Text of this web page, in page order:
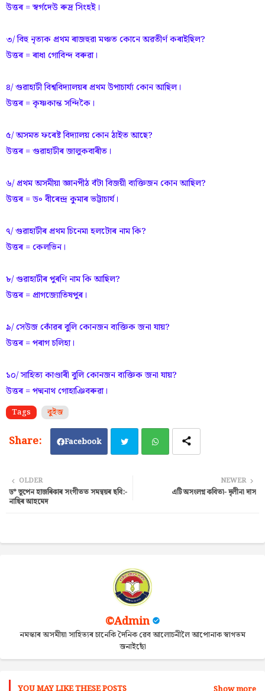
উত্তৰ = স্বৰ্গদেউ ৰুদ্ৰ সিংহই।
৩/ বিহু নৃত্যক প্ৰথম ৰাজহুৱা মঞ্চত কোনে অৱতীৰ্ণ কৰাইছিল?
উত্তৰ = ৰাধা গোবিন্দ বৰুৱা।
৪/ গুৱাহাটী বিশ্ববিদ্যালয়ৰ প্ৰথম উপাচাৰ্য্য কোন আছিল।
উত্তৰ = কৃষ্ণকান্ত সন্দিকৈ।
৫/ অসমত ফৰেষ্ট বিদ্যালয় কোন ঠাইত আছে?
উত্তৰ = গুৱাহাটীৰ জালুকবাৰীত।
৬/ প্ৰথম অসমীয়া জ্ঞানপীঠ বঁটা বিজয়ী ব্যক্তিজন কোন আছিল?
উত্তৰ = ড৹ বীৰেন্দ্ৰ কুমাৰ ভট্টাচাৰ্য।
৭/ গুৱাহাটীৰ প্ৰথম চিনেমা হলটোৰ নাম কি?
উত্তৰ = কেলভিন।
৮/ গুৱাহাটীৰ পুৰণি নাম কি আছিল?
উত্তৰ = প্ৰাগজ্যোতিষপুৰ।
৯/ সেউজ কোঁৱৰ বুলি কোনজন ব্যক্তিক জনা যায়?
উত্তৰ = পৰাগ চলিহা।
১০/ সাহিত্য কাণ্ডাৰী বুলি কোনজন ব্যক্তিক জনা যায়?
উত্তৰ = পদ্মনাথ গোহাঞিবৰুৱা।
Tags কুইজ
Facebook
tter
NEWER
এটি অসংলগ্ন কবিতা- দৃলীনা দাস
OLDER
ড° ভূপেন হাজৰিকাৰ সংগীতত সমন্বয়ৰ ছবি:-
নাছিৰ আহমেদ
©Admin
নমস্কাৰ অসমীয়া সাহিত্যৰ চানেকি দৈনিক ৱেব আলোচনীলৈ আপোনাক স্বাগতম
জনাইছোঁ